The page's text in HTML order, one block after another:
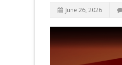
June 26, 2026